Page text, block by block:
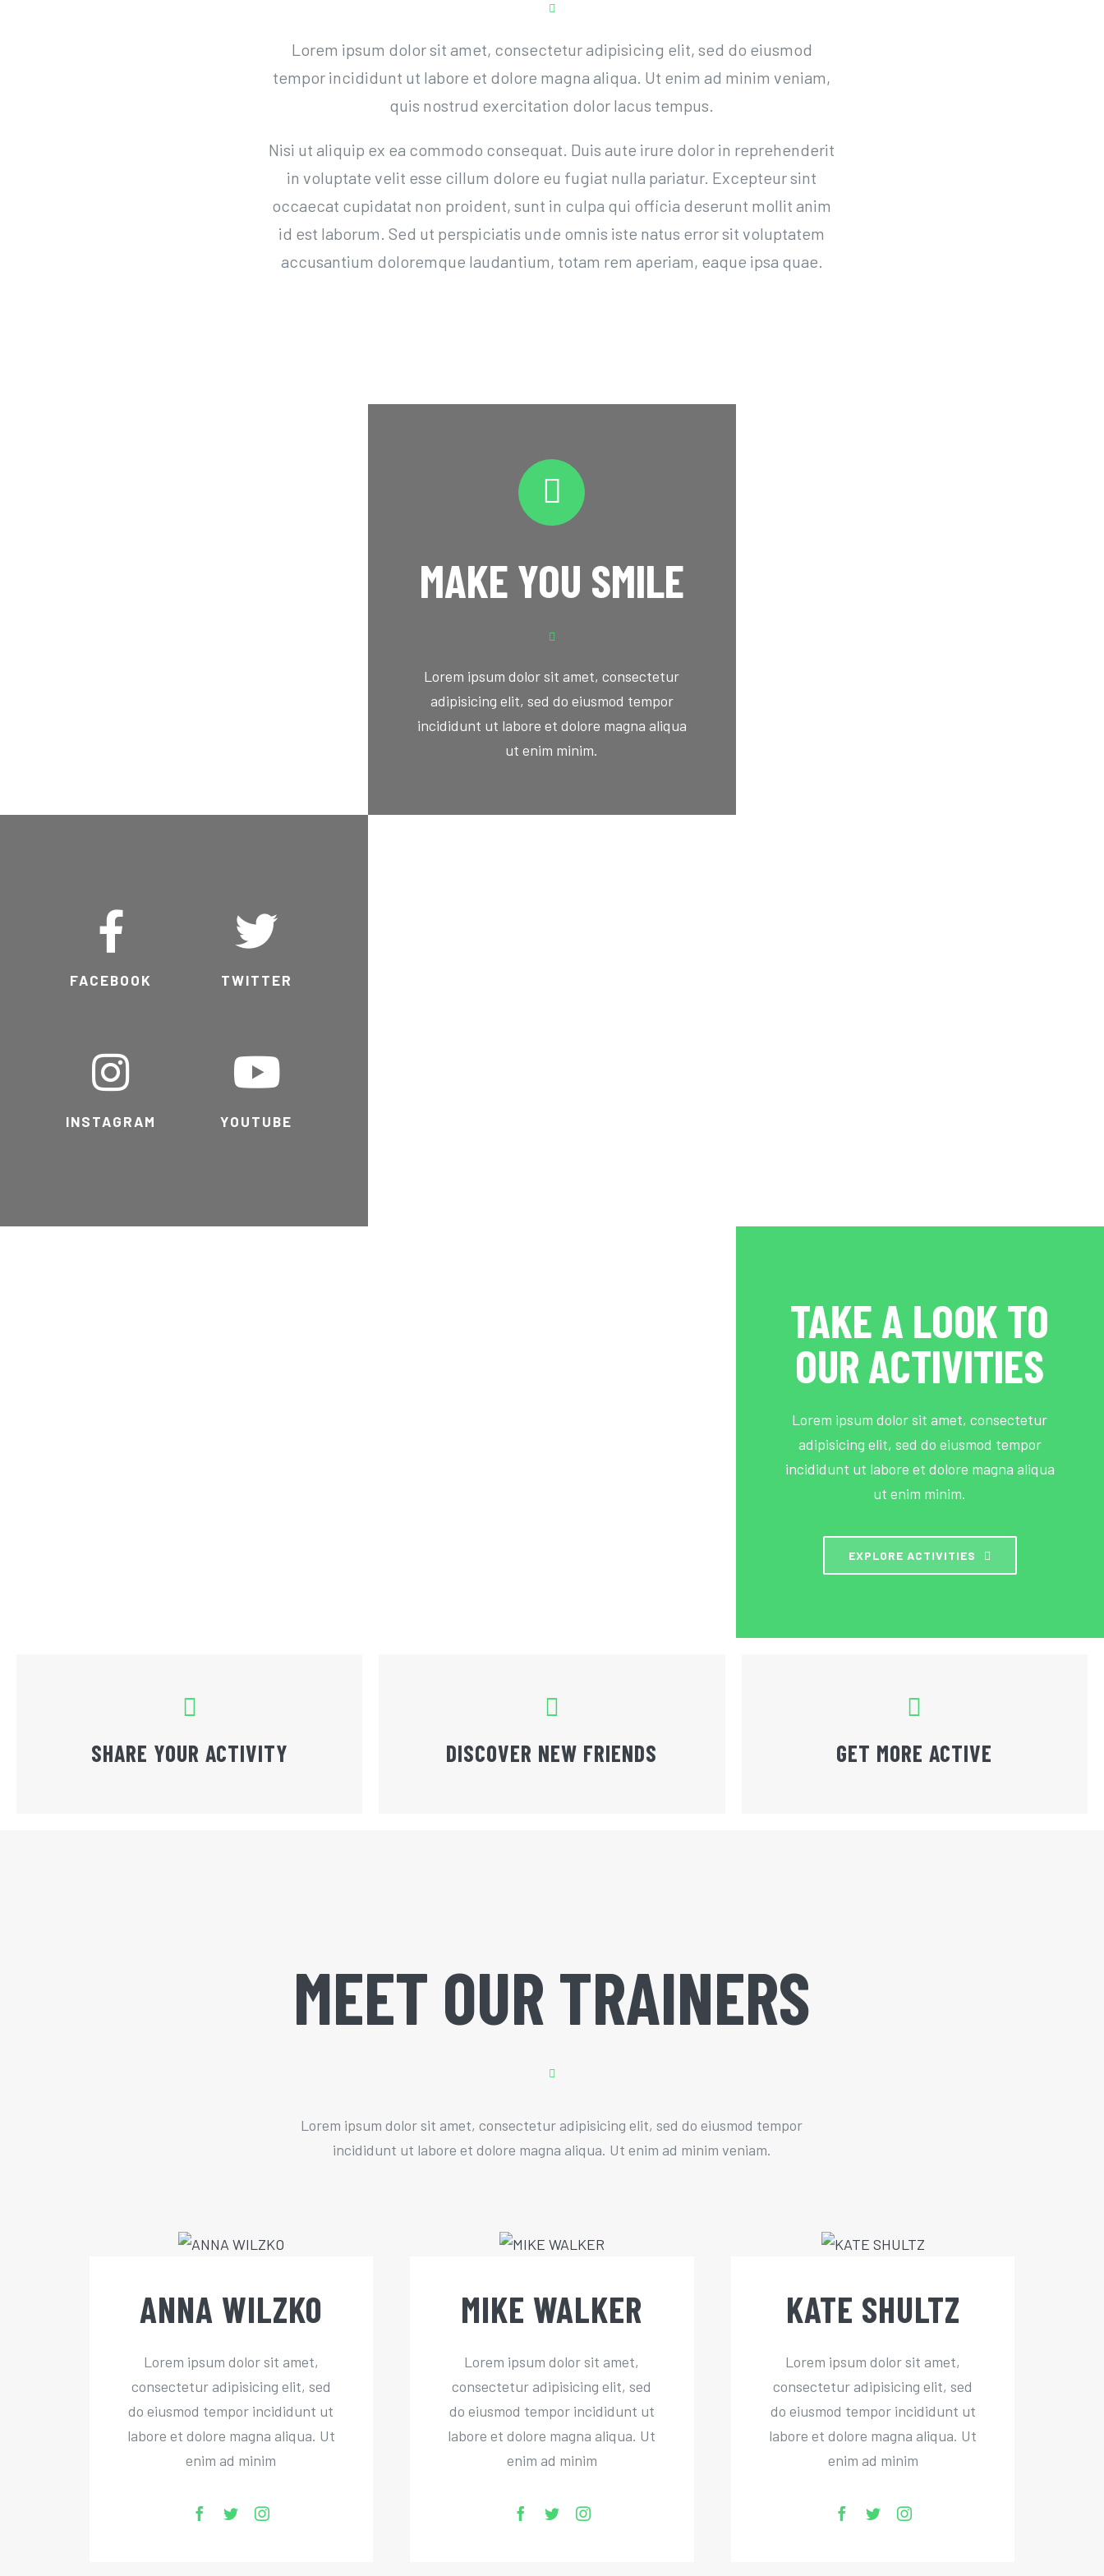
Lorem ipsum dolor sit amet, consectetur adipisicing elit, sed do eiusmod
tempor incididunt ut labore et dolore magna aliqua. Ut enim ad minim veniam,
quis nostrud exercitation dolor lacus tempus.
Nisi ut aliquip ex ea commodo consequat. Duis aute irure dolor in reprehenderit
in voluptate velit esse cillum dolore eu fugiat nulla pariatur. Excepteur sint
occaecat cupidatat non proident, sunt in culpa qui officia deserunt mollit anim
id est laborum. Sed ut perspiciatis unde omnis iste natus error sit voluptatem
accusantium doloremque laudantium, totam rem aperiam, eaque ipsa quae.
MAKE YOU SMILE
Lorem ipsum dolor sit amet, consectetur
adipisicing elit, sed do eiusmod tempor
incididunt ut labore et dolore magna aliqua
ut enim minim.
FACEBOOK TWITTER
INSTAGRAM YOUTUBE
TAKE A LOOK TO
OUR ACTIVITIES
Lorem ipsum dolor sit amet, consectetur
adipisicing elit, sed do eiusmod tempor
incididunt ut labore et dolore magna aliqua
ut enim minim.
EXPLORE ACTIVITIES
SHARE YOUR ACTIVITY DISCOVER NEW FRIENDS GET MORE ACTIVE
MEET OUR TRAINERS
Lorem ipsum dolor sit amet, consectetur adipisicing elit, sed do eiusmod tempor
incididunt ut labore et dolore magna aliqua. Ut enim ad minim veniam.
ANNA WILZKO
Lorem ipsum dolor sit amet,
consectetur adipisicing elit, sed
do eiusmod tempor incididunt ut
labore et dolore magna aliqua. Ut
enim ad minim
MIKE WALKER
Lorem ipsum dolor sit amet,
consectetur adipisicing elit, sed
do eiusmod tempor incididunt ut
labore et dolore magna aliqua. Ut
enim ad minim
KATE SHULTZ
Lorem ipsum dolor sit amet,
consectetur adipisicing elit, sed
do eiusmod tempor incididunt ut
labore et dolore magna aliqua. Ut
enim ad minim